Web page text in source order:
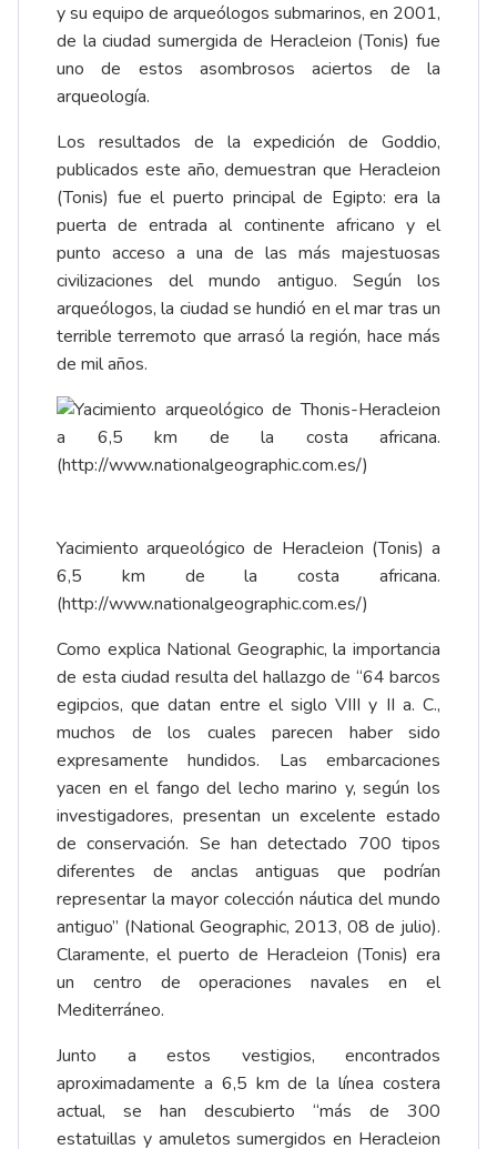
y su equipo de arqueólogos submarinos, en 2001,
de la ciudad sumergida de Heracleion (Tonis) fue
uno de estos asombrosos aciertos de la
arqueología.
Los resultados de la expedición de Goddio,
publicados este año, demuestran que Heracleion
(Tonis) fue el puerto principal de Egipto: era la
puerta de entrada al continente africano y el
punto acceso a una de las más majestuosas
civilizaciones del mundo antiguo. Según los
arqueólogos, la ciudad se hundió en el mar tras un
terrible terremoto que arrasó la región, hace más
de mil años.
Yacimiento arqueológico de Heracleion (Tonis) a
6,5 km de la costa africana.
(http://www.nationalgeographic.com.es/)
Como explica National Geographic, la importancia
de esta ciudad resulta del hallazgo de “64 barcos
egipcios, que datan entre el siglo VIII y II a. C.,
muchos de los cuales parecen haber sido
expresamente hundidos. Las embarcaciones
yacen en el fango del lecho marino y, según los
investigadores, presentan un excelente estado
de conservación. Se han detectado 700 tipos
diferentes de anclas antiguas que podrían
representar la mayor colección náutica del mundo
antiguo” (National Geographic, 2013, 08 de julio).
Claramente, el puerto de Heracleion (Tonis) era
un centro de operaciones navales en el
Mediterráneo.
Junto a estos vestigios, encontrados
aproximadamente a 6,5 km de la línea costera
actual, se han descubierto “más de 300
estatuillas y amuletos sumergidos en Heracleion